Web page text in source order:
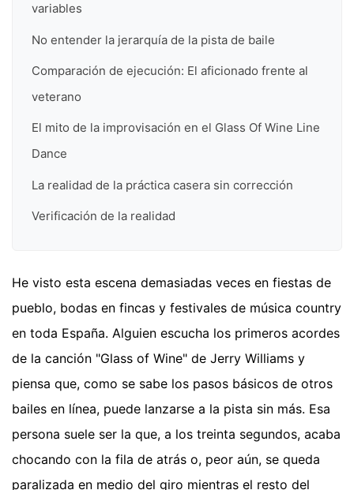
variables
No entender la jerarquía de la pista de baile
Comparación de ejecución: El aficionado frente al
veterano
El mito de la improvisación en el Glass Of Wine Line
Dance
La realidad de la práctica casera sin corrección
Verificación de la realidad
He visto esta escena demasiadas veces en fiestas de
pueblo, bodas en fincas y festivales de música country
en toda España. Alguien escucha los primeros acordes
de la canción "Glass of Wine" de Jerry Williams y
piensa que, como se sabe los pasos básicos de otros
bailes en línea, puede lanzarse a la pista sin más. Esa
persona suele ser la que, a los treinta segundos, acaba
chocando con la fila de atrás o, peor aún, se queda
paralizada en medio del giro mientras el resto del